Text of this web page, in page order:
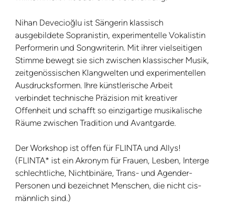
Nihan Devecioğlu ist Sängerin klassisch
ausgebildete Sopranistin, experimentelle Vokalistin
Performerin und Songwriterin. Mit ihrer vielseitigen
Stimme bewegt sie sich zwischen klassischer Musik,
zeitgenössischen Klangwelten und experimentellen
Ausdrucksformen. Ihre künstlerische Arbeit
verbindet technische Präzision mit kreativer
Offenheit und schafft so einzigartige musikalische
Räume zwischen Tradition und Avantgarde.
Der Workshop ist offen für FLINTA und Allys!
(FLINTA* ist ein Akronym für Frauen, Lesben, Interge
schlechtliche, Nichtbinäre, Trans- und Agender-
Personen und bezeichnet Menschen, die nicht cis-
männlich sind.)